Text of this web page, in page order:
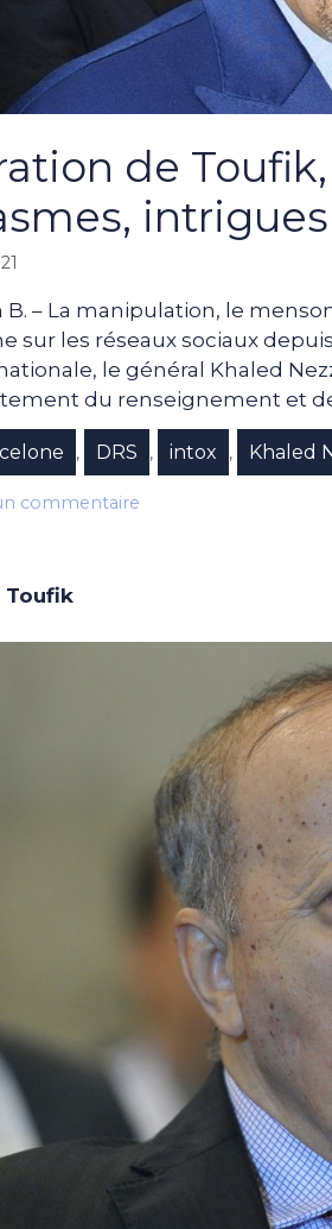
de
B. – La manipulation, le
sur les réseaux sociaux
le général Khaled
du renseignement et
, DRS , intox , Khaled
commentaire
Toufik